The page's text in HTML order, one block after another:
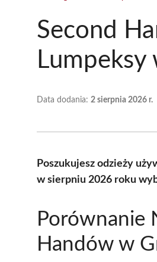
Second
Data dodania: 2 sierpnia 2026 r.
Poszukujesz odzieży
w sierpniu 2026 roku
Porównanie
Handów w